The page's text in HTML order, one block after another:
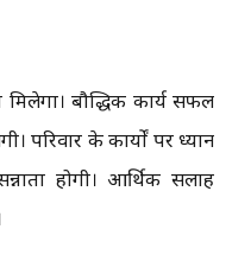
बौद्धिक कार्य सफल
परिवार के कार्यों पर ध्यान
होगी। आर्थिक सलाह